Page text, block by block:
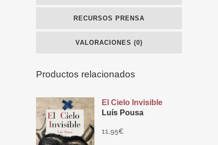
RECURSOS PRENSA
VALORACIONES (0)
Productos relacionados
El Cielo Invisible
Luís Pousa
11,95€